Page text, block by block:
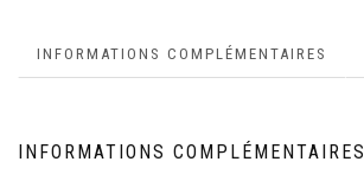
INFORMATIONS COMPLÉMENTAIRES
INFORMATIONS COMPLÉMENTAIRES